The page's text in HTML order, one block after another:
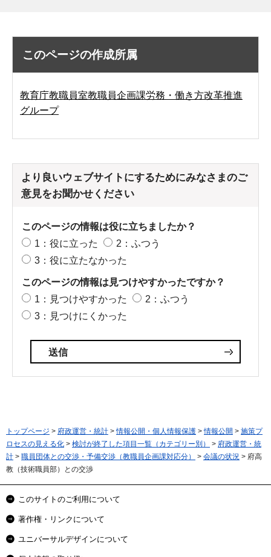
このページの作成所属
教育庁教職員室教職員企画課労務・働き方改革推進
グループ
より良いウェブサイトにするためにみなさまのご
意見をお聞かせください
このページの情報は役に立ちましたか？
1：役に立った
2：ふつう
3：役に立たなかった
このページの情報は見つけやすかったですか？
1：見つけやすかった
2：ふつう
3：見つけにくかった
トップページ > 府政運営・統計 >情報公開・個人情報保護 >情報公開 > 施策プ
ロセスの見える化 > 検討が終了した項目一覧（カテゴリー別） > 府政運営・統
計 > 職員団体との交渉・予備交渉（教職員企画課対応分） > 会議の状況 > 府高
教（技術職員部）との交渉
このサイトのご利用について
著作権・リンクについて
ユニバーサルデザインについて